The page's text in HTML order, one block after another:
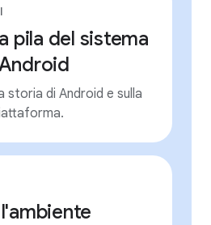
pila del sistema
storia di Android e sulla